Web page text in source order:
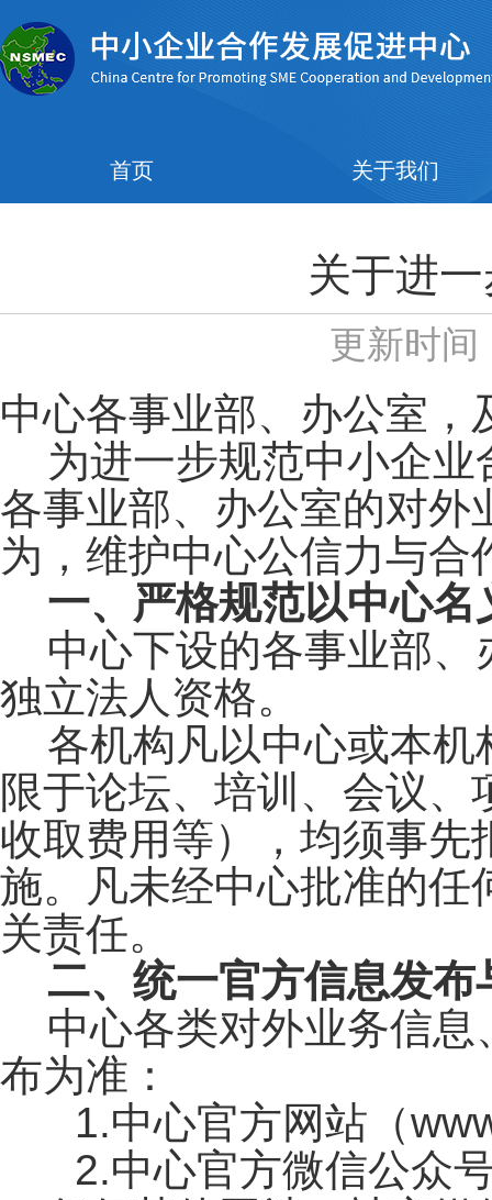
首页 关于我们
关于进
更新时间
中心各事业部、办公室，
为进一步规范中小企
各事业部、办公室的对外
为，维护中心公信力与
一、严格规范以中心
中心下设的各事业部
独立法人资格。
各机构凡以中心或本
限于论坛、培训、会议
收取费用等），均须事先
施。凡未经中心批准的任
关责任。
二、统一官方信息发布
中心各类对外业务信
布为准：
1.中心官方网站（
2.中心官方微信公众